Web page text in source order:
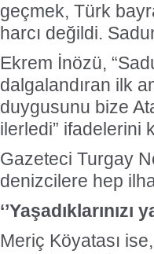
geçmek, Türk
harcı değildi.
Ekrem İnözü,
dalgalandıran ilk
duygusunu bize
ilerledi” ifadelerini
Gazeteci Turgay
denizcilere hep
Meriç Köyatası